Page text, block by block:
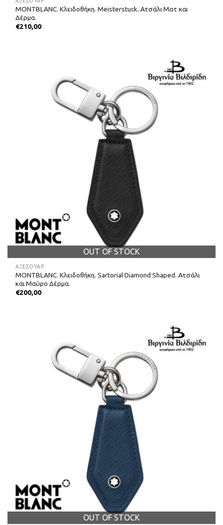
MONTBLANC. Κλειδοθήκη. Meisterstuck. Ατσάλι Ματ και
Δέρμα.
€210,00
OUT OF STOCK
ΑΞΕΣΟΥΑΡ
MONTBLANC. Κλειδοθήκη. Sartorial Diamond Shaped. Ατσάλι
και Μαύρο Δέρμα.
€200,00
OUT OF STOCK